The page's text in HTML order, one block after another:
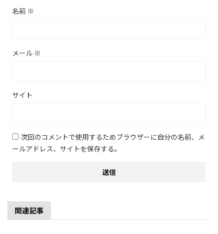
名前 ※
メール ※
サイト
次回のコメントで使用するためブラウザーに自分の名前、メ
ールアドレス、サイトを保存する。
関連記事